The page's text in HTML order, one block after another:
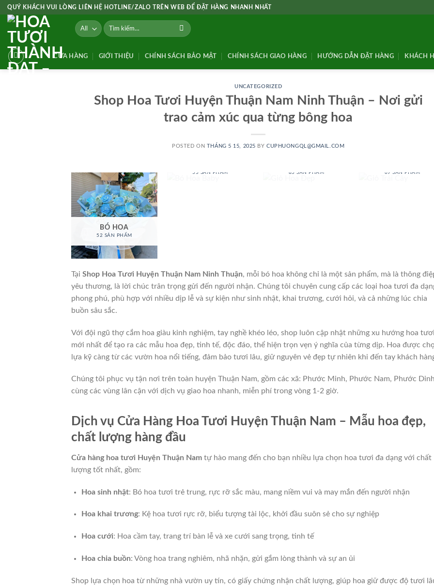
Skip
content
QUÝ KHÁCH VUI LÒNG LIÊN HỆ HOTLINE/ZALO TRÊN WEB ĐỂ ĐẶT HÀNG NHANH NHẤT
Tìm
kiếm:
CỬA HÀNG GIỚI THIỆU CHÍNH SÁCH BẢO MẬT CHÍNH SÁCH GIAO HÀNG HƯỚNG DẪN ĐẶT HÀNG KHÁCH
UNCATEGORIZED
Shop Hoa Tươi Huyện Thuận Nam Ninh Thuận – Nơi gửi
trao cảm xúc qua từng bông hoa
POSTED ON THÁNG 5 15, 2025 BYCUPHUONGQL@GMAIL.COM
BÓ HOA
52 SẢN PHẨM
55 SẢN PHẨM 85 SẢN PHẨM 69 SẢN PHẨM
Tại Shop Hoa Tươi Huyện Thuận Nam Ninh Thuận, mỗi bó hoa không chỉ là một sản phẩm, mà là thông
yêu thương, là lời chúc trân trọng gửi đến người nhận. Chúng tôi chuyên cung cấp các loại hoa tươi đa
phong phú, phù hợp với nhiều dịp lễ và sự kiện như sinh nhật, khai trương, cưới hỏi, và cả những lúc chia
buồn sâu sắc.
Với đội ngũ thợ cắm hoa giàu kinh nghiệm, tay nghề khéo léo, shop luôn cập nhật những xu hướng hoa tươi
mới nhất để tạo ra các mẫu hoa đẹp, tinh tế, độc đáo, thể hiện trọn vẹn ý nghĩa của từng dịp. Hoa được
lựa kỹ càng từ các vườn hoa nổi tiếng, đảm bảo tươi lâu, giữ nguyên vẻ đẹp tự nhiên khi đến tay khách
Chúng tôi phục vụ tận nơi trên toàn huyện Thuận Nam, gồm các xã: Phước Minh, Phước Nam, Phước
cùng các vùng lân cận với dịch vụ giao hoa nhanh, miễn phí trong vòng 1-2 giờ.
Dịch vụ Cửa Hàng Hoa Tươi Huyện Thuận Nam – Mẫu hoa đẹp,
chất lượng hàng đầu
Cửa hàng hoa tươi Huyện Thuận Nam tự hào mang đến cho bạn nhiều lựa chọn hoa tươi đa dạng với chất
lượng tốt nhất, gồm:
Hoa sinh nhật: Bó hoa tươi trẻ trung, rực rỡ sắc màu, mang niềm vui và may mắn đến người nhận
Hoa khai trương: Kệ hoa tươi rực rỡ, biểu tượng tài lộc, khởi đầu suôn sẻ cho sự nghiệp
Hoa cưới: Hoa cầm tay, trang trí bàn lễ và xe cưới sang trọng, tinh tế
Hoa chia buồn: Vòng hoa trang nghiêm, nhã nhặn, gửi gắm lòng thành và sự an ủi
Shop lựa chọn hoa từ những nhà vườn uy tín, có giấy chứng nhận chất lượng, giúp hoa giữ được độ tươi